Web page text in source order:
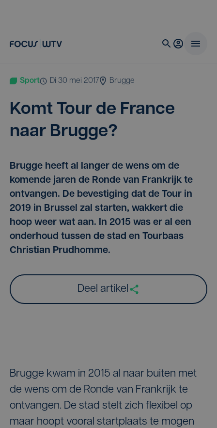
Sport di 30 mei 2017 Brugge
Komt Tour de Fran­ce
naar Brugge?
Brugge heeft al langer de wens om de
komende jaren de Ronde van Frankrijk te
ontvangen. De bevestiging dat de Tour in
2019 in Brussel zal starten, wakkert die
hoop weer wat aan. In 2015 was er al een
onderhoud tussen de stad en Tourbaas
Christian Prudhomme.
Deel artikel
Brugge kwam in 2015 al naar buiten met
de wens om de Ronde van Frankrijk te
ontvangen. De stad stelt zich flexibel op
maar hoopt vooral startplaats te mogen